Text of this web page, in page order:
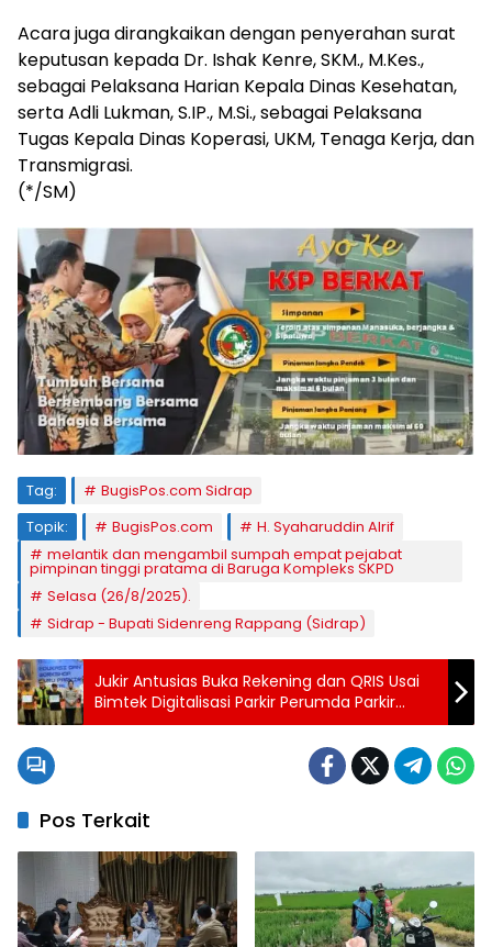
Acara juga dirangkaikan dengan penyerahan surat
keputusan kepada Dr. Ishak Kenre, SKM., M.Kes.,
sebagai Pelaksana Harian Kepala Dinas Kesehatan,
serta Adli Lukman, S.IP., M.Si., sebagai Pelaksana
Tugas Kepala Dinas Koperasi, UKM, Tenaga Kerja, dan
Transmigrasi.
(*/SM)
Tag:
BugisPos.com Sidrap
Topik:
BugisPos.com
H. Syaharuddin Alrif
melantik dan mengambil sumpah empat pejabat
pimpinan tinggi pratama di Baruga Kompleks SKPD
Selasa (26/8/2025).
Sidrap - Bupati Sidenreng Rappang (Sidrap)
Jukir Antusias Buka Rekening dan QRIS Usai
Bimtek Digitalisasi Parkir Perumda Parkir
Makassar
Pos Terkait